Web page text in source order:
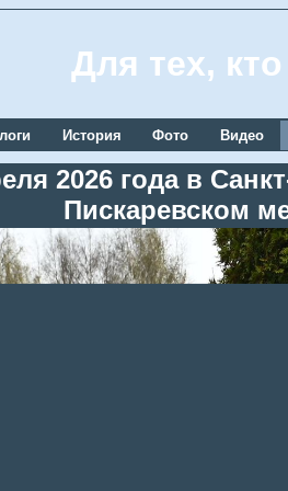
Для тех,
История Фото Видео
2026 года в
Пискаревском